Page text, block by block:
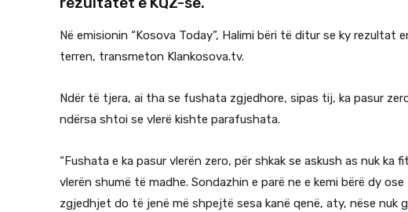
Në emisionin “Kosova Today”, Halimi bëri të ditur se ky rezultat
terren, transmeton Klankosova.tv.
Ndër të tjera, ai tha se fushata zgjedhore, sipas tij, ka pasur
ndërsa shtoi se vlerë kishte parafushata.
“Fushata e ka pasur vlerën zero, për shkak se askush as nuk ka
vlerën shumë të madhe. Sondazhin e parë ne e kemi bërë dy
zgjedhjet do të jenë më shpejtë sesa kanë qenë, aty, nëse nuk